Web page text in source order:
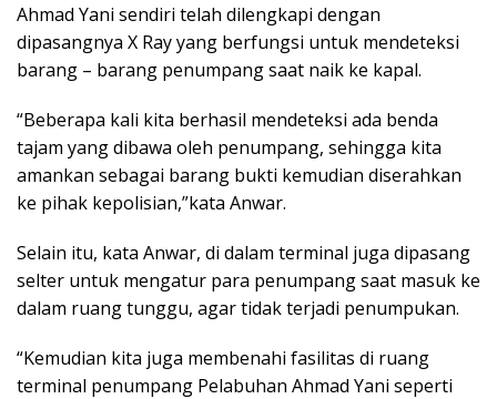
Ahmad Yani sendiri telah dilengkapi dengan
dipasangnya X Ray yang berfungsi untuk mendeteksi
barang – barang penumpang saat naik ke kapal.
“Beberapa kali kita berhasil mendeteksi ada benda
tajam yang dibawa oleh penumpang, sehingga kita
amankan sebagai barang bukti kemudian diserahkan
ke pihak kepolisian,”kata Anwar.
Selain itu, kata Anwar, di dalam terminal juga dipasang
selter untuk mengatur para penumpang saat masuk ke
dalam ruang tunggu, agar tidak terjadi penumpukan.
“Kemudian kita juga membenahi fasilitas di ruang
terminal penumpang Pelabuhan Ahmad Yani seperti